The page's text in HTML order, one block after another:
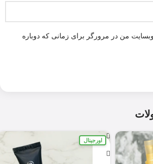
وبسایت من در مرورگر برای زمانی که دوباره
اورجینال